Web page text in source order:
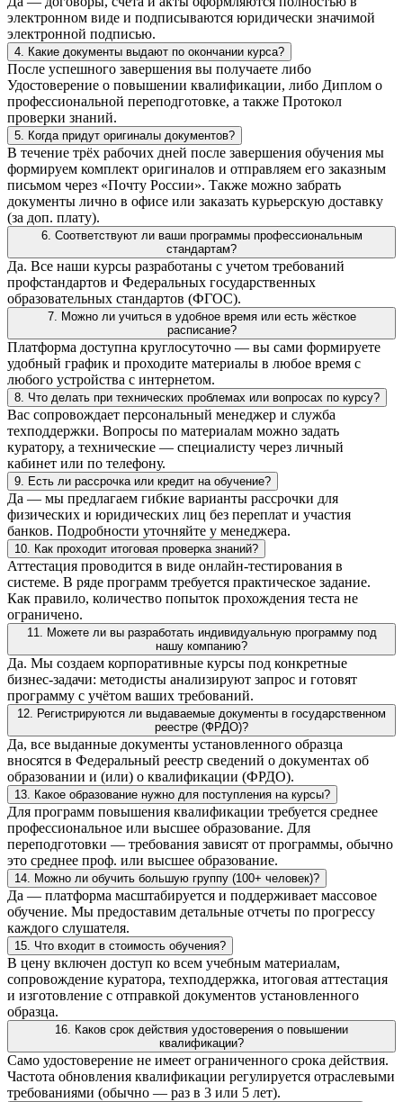
электронном виде и подписываются юридически значимой
электронной подписью.
4. Какие документы выдают по окончании курса?
После успешного завершения вы получаете либо
Удостоверение о повышении квалификации, либо Диплом о
профессиональной переподготовке, а также Протокол
проверки знаний.
5. Когда придут оригиналы документов?
В течение трёх рабочих дней после завершения обучения мы
формируем комплект оригиналов и отправляем его заказным
письмом через «Почту России». Также можно забрать
документы лично в офисе или заказать курьерскую доставку
(за доп. плату).
6. Соответствуют ли ваши программы профессиональным
стандартам?
Да. Все наши курсы разработаны с учетом требований
профстандартов и Федеральных государственных
образовательных стандартов (ФГОС).
7. Можно ли учиться в удобное время или есть жёсткое
расписание?
Платформа доступна круглосуточно — вы сами формируете
удобный график и проходите материалы в любое время с
любого устройства с интернетом.
8. Что делать при технических проблемах или вопросах по курсу?
Вас сопровождает персональный менеджер и служба
техподдержки. Вопросы по материалам можно задать
куратору, а технические — специалисту через личный
кабинет или по телефону.
9. Есть ли рассрочка или кредит на обучение?
Да — мы предлагаем гибкие варианты рассрочки для
физических и юридических лиц без переплат и участия
банков. Подробности уточняйте у менеджера.
10. Как проходит итоговая проверка знаний?
Аттестация проводится в виде онлайн-тестирования в
системе. В ряде программ требуется практическое задание.
Как правило, количество попыток прохождения теста не
ограничено.
11. Можете ли вы разработать индивидуальную программу под
нашу компанию?
Да. Мы создаем корпоративные курсы под конкретные
бизнес-задачи: методисты анализируют запрос и готовят
программу с учётом ваших требований.
12. Регистрируются ли выдаваемые документы в государственном
реестре (ФРДО)?
Да, все выданные документы установленного образца
вносятся в Федеральный реестр сведений о документах об
образовании и (или) о квалификации (ФРДО).
13. Какое образование нужно для поступления на курсы?
Для программ повышения квалификации требуется среднее
профессиональное или высшее образование. Для
переподготовки — требования зависят от программы, обычно
это среднее проф. или высшее образование.
14. Можно ли обучить большую группу (100+ человек)?
Да — платформа масштабируется и поддерживает массовое
обучение. Мы предоставим детальные отчеты по прогрессу
каждого слушателя.
15. Что входит в стоимость обучения?
В цену включен доступ ко всем учебным материалам,
сопровождение куратора, техподдержка, итоговая аттестация
и изготовление с отправкой документов установленного
образца.
16. Каков срок действия удостоверения о повышении
квалификации?
Само удостоверение не имеет ограниченного срока действия.
Частота обновления квалификации регулируется отраслевыми
требованиями (обычно — раз в 3 или 5 лет).